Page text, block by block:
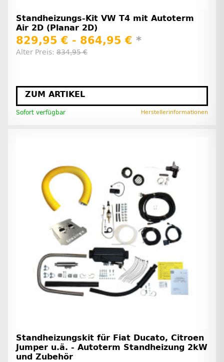
Standheizungs-Kit VW T4 mit Autoterm
Air 2D (Planar 2D)
829,95 € - 864,95 € *
Alter Preis: 834,95 €
ZUM ARTIKEL
Sofort verfügbar Herstellerinformationen
Standheizungskit für Fiat Ducato, Citroen
Jumper u.ä. - Autoterm Standheizung 2kW
und Zubehör